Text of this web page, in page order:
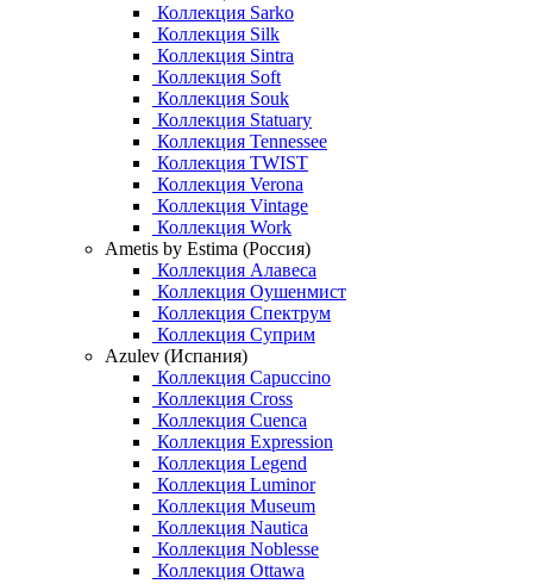
Коллекция Sarko
Коллекция Silk
Коллекция Sintra
Коллекция Soft
Коллекция Souk
Коллекция Statuary
Коллекция Tennessee
Коллекция TWIST
Коллекция Verona
Коллекция Vintage
Коллекция Work
Ametis by Estima (Россия)
Коллекция Алавеса
Коллекция Оушенмист
Коллекция Спектрум
Коллекция Суприм
Azulev (Испания)
Коллекция Capuccino
Коллекция Cross
Коллекция Cuenca
Коллекция Expression
Коллекция Legend
Коллекция Luminor
Коллекция Museum
Коллекция Nautica
Коллекция Noblesse
Коллекция Ottawa